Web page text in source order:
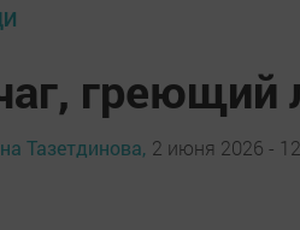
Тазетдинова, 2 июня 2026 -